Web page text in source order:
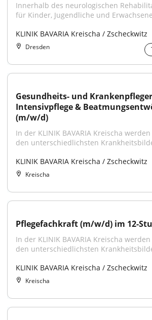
Innerhalb des neurologischen
für Kinder, Jugendliche und
KLINIK BAVARIA Kreischa / Zscheckwitz
Dresden
Gesundheits- und
Intensivpflege &
(m/w/d)
In der KLINIK BAVARIA Kreischa
den unterschiedlichsten
KLINIK BAVARIA Kreischa / Zscheckwitz
Kreischa
Pflegefachkraft (m/w/d) im 12-
In der KLINIK BAVARIA Kreischa
den unterschiedlichsten
KLINIK BAVARIA Kreischa / Zscheckwitz
Kreischa